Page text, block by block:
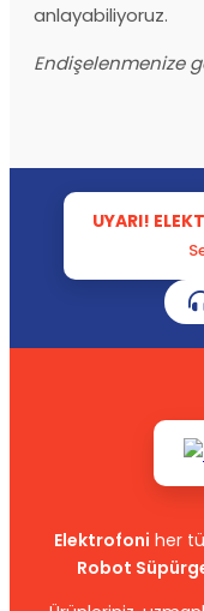
anlayabiliyoruz.
Endişelenmenize
UYARI!
Elektrofoni her
Robot